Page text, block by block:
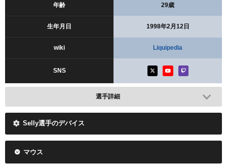
年齢 29歳
生年月日 1998年2月12日
wiki Liquipedia
SNS
選手詳細
Selly選手のデバイス
マウス